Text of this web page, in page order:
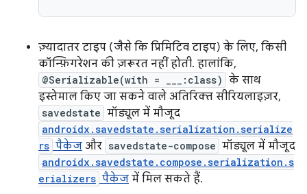
ज़्यादातर टाइप (जैसे कि प्रिमिटिव टाइप) के लिए, किसी
कॉन्फ़िगरेशन की ज़रूरत नहीं होती. हालांकि,
@Serializable(with = ___:class) के साथ
इस्तेमाल किए जा सकने वाले अतिरिक्त सीरियलाइज़र,
savedstate मॉड्यूल में मौजूद
androidx.savedstate.serialization.serialize
rs पैकेज और savedstate-compose मॉड्यूल में मौजूद
androidx.savedstate.compose.serialization.s
erializers पैकेज में मिल सकते हैं.